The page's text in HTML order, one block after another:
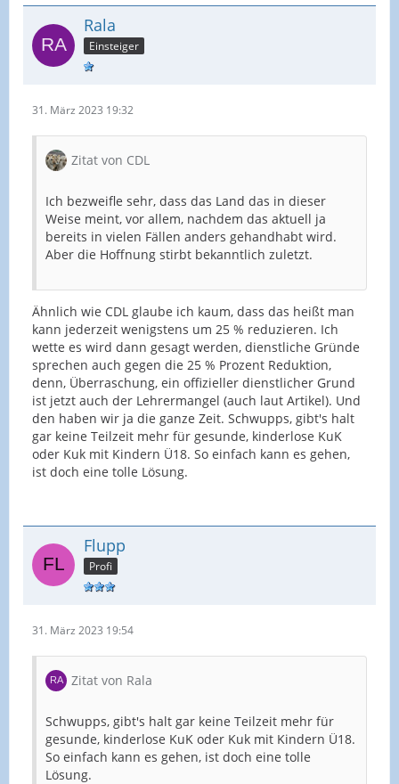
Rala
Einsteiger
31. März 2023 19:32
Zitat von CDL
Ich bezweifle sehr, dass das Land das in dieser
Weise meint, vor allem, nachdem das aktuell ja
bereits in vielen Fällen anders gehandhabt wird.
Aber die Hoffnung stirbt bekanntlich zuletzt.
Ähnlich wie CDL glaube ich kaum, dass das heißt man
kann jederzeit wenigstens um 25 % reduzieren. Ich
wette es wird dann gesagt werden, dienstliche Gründe
sprechen auch gegen die 25 % Prozent Reduktion,
denn, Überraschung, ein offizieller dienstlicher Grund
ist jetzt auch der Lehrermangel (auch laut Artikel). Und
den haben wir ja die ganze Zeit. Schwupps, gibt's halt
gar keine Teilzeit mehr für gesunde, kinderlose KuK
oder Kuk mit Kindern Ü18. So einfach kann es gehen,
ist doch eine tolle Lösung.
Flupp
Profi
31. März 2023 19:54
Zitat von Rala
Schwupps, gibt's halt gar keine Teilzeit mehr für
gesunde, kinderlose KuK oder Kuk mit Kindern Ü18.
So einfach kann es gehen, ist doch eine tolle
Lösung.